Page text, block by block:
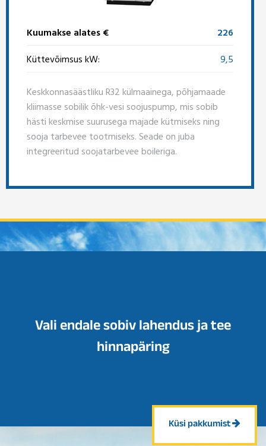
Kuumakse alates €
226
Küttevõimsus kW:
9,5
Keskkonnasäästliku R32 külmaainega, põhjamaade
kliimasse sobilik õhk-vesi soojuspump, mis sobib
hästi keskmise suurusega majade kütmiseks ning
sooja tarbevee tootmiseks. Seade on juba
integreeritud soojatarbevee boileriga.
Vali endale sobiv lahendus ja tee
hinnapäring
Küsi pakkumist